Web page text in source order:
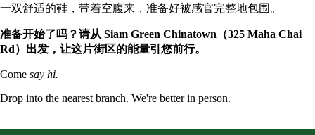
一双舒适的鞋，带着空腹来，准备好被感官完整地包围。
准备开始了吗？请从 Siam Green Chinatown（325 Maha Chai
Rd）出发，让这片街区的能量引您前行。
Come say hi.
Drop into the nearest branch. We're better in person.